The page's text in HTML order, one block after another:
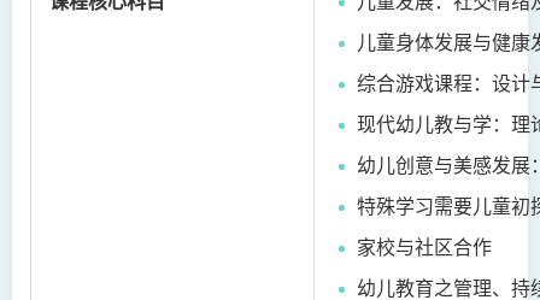
儿童身体发展与健康
综合游戏课程：设计
现代幼儿教与学：理
幼儿创意与美感发展
特殊学习需要儿童初
家校与社区合作
幼儿教育之管理、持
人工智能（荣誉）理学士 (兼
人工智能及数码娱乐（荣
人工智能及多媒体科技(荣
社区健康与实践﹙荣誉﹚理